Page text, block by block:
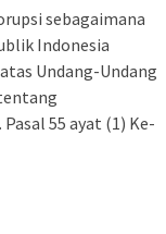
sebagaimana
Indonesia
Undang-Undang
55 ayat (1) Ke-